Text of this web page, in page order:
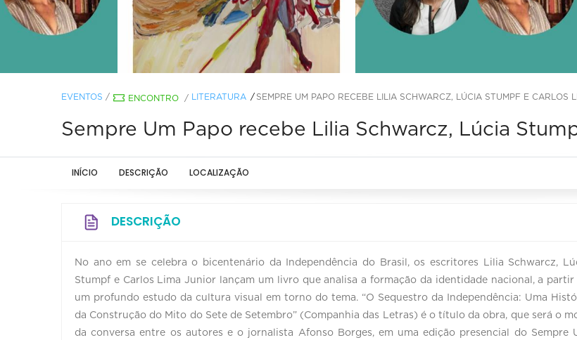
EVENTOS / ENCONTRO / LITERATURA SEMPRE UM PAPO RECEBE LILIA SCHWARCZ, LÚCIA STUMPF E CARLOS
Sempre Um Papo recebe Lilia Schwarcz, Lúcia
INÍCIO DESCRIÇÃO LOCALIZAÇÃO
DESCRIÇÃO
No ano em se celebra o bicentenário da Independência do Brasil, os escritores Lilia Schwarcz,
Stumpf e Carlos Lima Junior lançam um livro que analisa a formação da identidade nacional, a partir
um profundo estudo da cultura visual em torno do tema. “O Sequestro da Independência: Uma
da Construção do Mito do Sete de Setembro” (Companhia das Letras) é o título da obra, que será o
da conversa entre os autores e o jornalista Afonso Borges, em uma edição presencial do Sempre